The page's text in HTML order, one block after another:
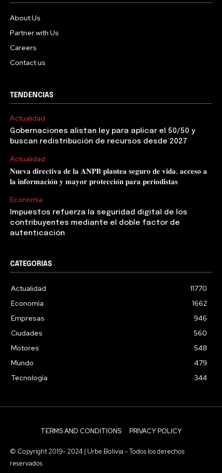
About Us
Partner with Us
Careers
Contact us
TENDENCIAS
Actualidad
Gobernaciones alistan ley para aplicar el 50/50 y
buscan redistribución de recursos desde 2027
Actualidad
𝐍𝐮𝐞𝐯𝐚 𝐝𝐢𝐫𝐞𝐜𝐭𝐢𝐯𝐚 𝐝𝐞 𝐥𝐚 𝐀𝐍𝐏𝐁 𝐩𝐥𝐚𝐧𝐭𝐞𝐚 𝐬𝐞𝐠𝐮𝐫𝐨 𝐝𝐞 𝐯𝐢𝐝𝐚, 𝐚𝐜𝐜𝐞𝐬𝐨 𝐚
𝐥𝐚 𝐢𝐧𝐟𝐨𝐫𝐦𝐚𝐜𝐢𝐨́𝐧 𝐲 𝐦𝐚𝐲𝐨𝐫 𝐩𝐫𝐨𝐭𝐞𝐜𝐜𝐢𝐨́𝐧 𝐩𝐚𝐫𝐚 𝐩𝐞𝐫𝐢𝐨𝐝𝐢𝐬𝐭𝐚𝐬
Economía
Impuestos refuerza la seguridad digital de los
contribuyentes mediante el doble factor de
autenticación
CATEGORIAS
Actualidad
11770
Economía
1662
Empresas
946
Ciudades
560
Motores
548
Mundo
479
Tecnología
344
TERMS AND CONDITIONS PRIVACY POLICY
© Copyright 2019- 2024 | Urbe Bolivia - Todos los derechos
reservados